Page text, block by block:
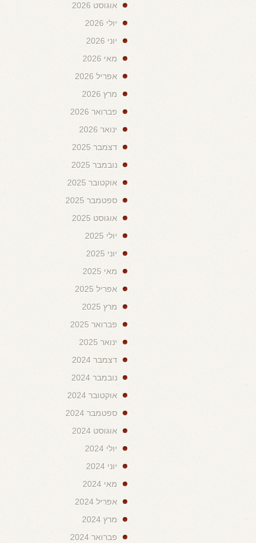
אוגוסט 2026
יולי 2026
יוני 2026
מאי 2026
אפריל 2026
מרץ 2026
פברואר 2026
ינואר 2026
דצמבר 2025
נובמבר 2025
אוקטובר 2025
ספטמבר 2025
אוגוסט 2025
יולי 2025
יוני 2025
מאי 2025
אפריל 2025
מרץ 2025
פברואר 2025
ינואר 2025
דצמבר 2024
נובמבר 2024
אוקטובר 2024
ספטמבר 2024
אוגוסט 2024
יולי 2024
יוני 2024
מאי 2024
אפריל 2024
מרץ 2024
פברואר 2024